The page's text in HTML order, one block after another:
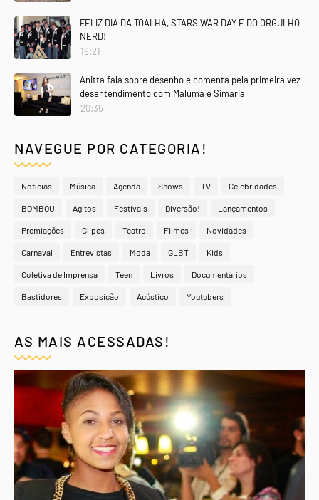
FELIZ DIA DA TOALHA, STARS WAR DAY E DO ORGULHO
NERD!
19:21
Anitta fala sobre desenho e comenta pela primeira vez
desentendimento com Maluma e Simaria
20:35
NAVEGUE POR CATEGORIA!
Notícias Música Agenda Shows TV Celebridades
BOMBOU Agitos Festivais Diversão! Lançamentos
Premiações Clipes Teatro Filmes Novidades
Carnaval Entrevistas Moda GLBT Kids
Coletiva de Imprensa Teen Livros Documentários
Bastidores Exposição Acústico Youtubers
AS MAIS ACESSADAS!